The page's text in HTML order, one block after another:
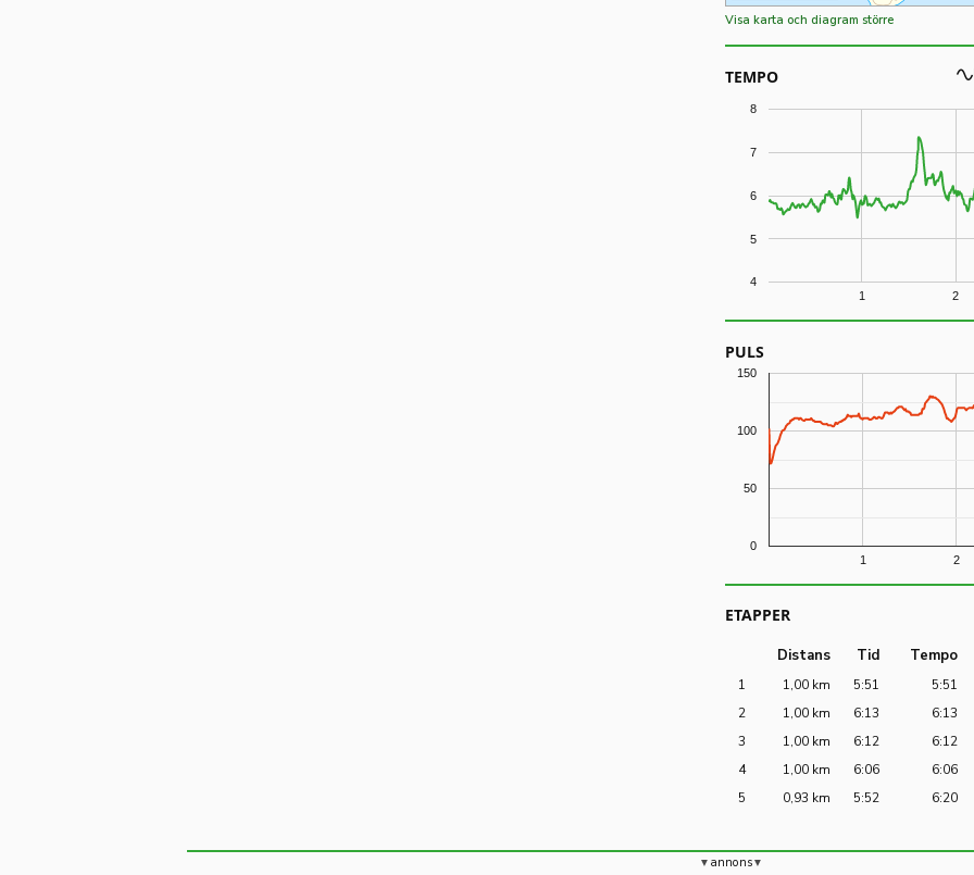
Visa karta och diagram större
TEMPO
1 2
4
5
6
7
8
PULS
1 2
0
50
100
150
ETAPPER
Distans Tid Tempo
1 1,00 km 5:51 5:51
2
1,00 km 6:13 6:13
3
1,00 km 6:12 6:12
4
1,00 km 6:06 6:06
5
0,93 km 5:52 6:20
annons